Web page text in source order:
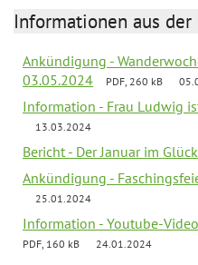
Informationen aus der
Ankündigung -
03.05.2024
PDF, 260 kB
Information - Frau Ludwig
13.03.2024
Bericht - Der Januar im
Ankündigung -
25.01.2024
Information - Youtube-
PDF, 160 kB 24.01.2024